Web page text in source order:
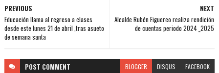
NEXT
Alcalde Rubén Figuereo realiza rendición
de cuentas periodo 2024 _2025
PREVIOUS
Educación llama al regreso a clases
desde este lunes 21 de abril ,tras asueto
de semana santa
POST COMMENT BLOGGER DISQUS FACEBOOK